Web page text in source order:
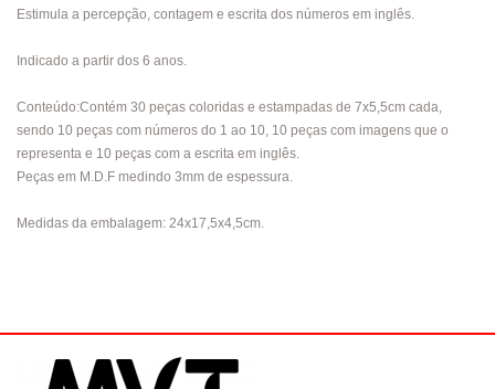
Estimula a percepção, contagem e escrita dos números em inglês.
Indicado a partir dos 6 anos.
Conteúdo:Contém 30 peças coloridas e estampadas de 7x5,5cm cada,
sendo 10 peças com números do 1 ao 10, 10 peças com imagens que o
representa e 10 peças com a escrita em inglês.
Peças em M.D.F medindo 3mm de espessura.
Medidas da embalagem: 24x17,5x4,5cm.